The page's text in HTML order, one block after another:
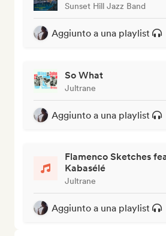
Sunset Hill Jazz Band
Aggiunto a una playlist
So What
Jultrane
Aggiunto a una playlist
Flamenco Sketches
Kabasélé
Jultrane
Aggiunto a una playlist